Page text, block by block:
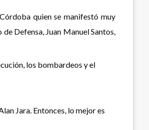
quien se manifestó muy
Defensa, Juan Manuel Santos,
los bombardeos y el
Jara. Entonces, lo mejor es